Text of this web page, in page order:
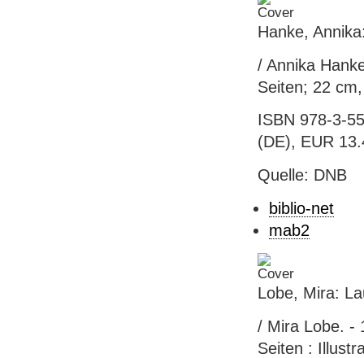
Hanke,
/ Annika
Seiten; 22
ISBN 978-3-
(DE), EUR
Quelle: DNB
biblio-net
mab2
Lobe, Mira:
/ Mira Lobe. -
Seiten :